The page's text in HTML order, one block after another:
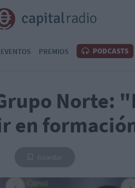
EVENTOS PREMIOS PODCASTS
Norte:
en